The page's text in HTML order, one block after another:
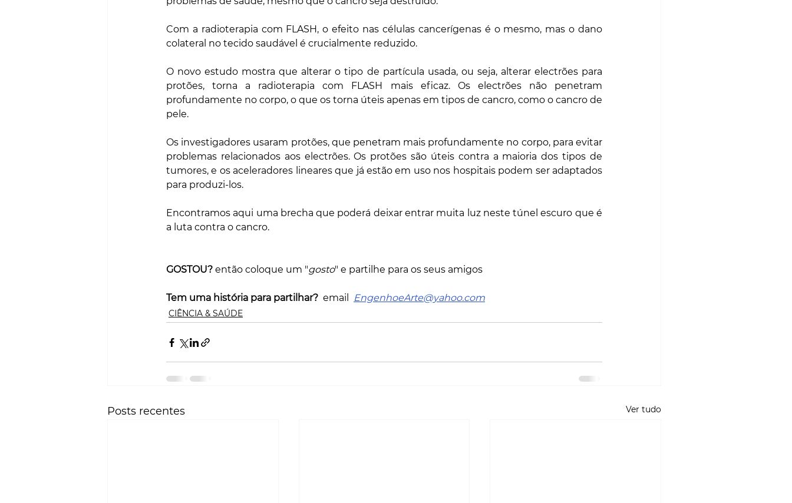
Com a radioterapia com FLASH, o efeito nas células cancerígenas é o mesmo, mas o dano
colateral no tecido saudável é crucialmente reduzido.
O novo estudo mostra que alterar o tipo de partícula usada, ou seja, alterar electrões para
protões, torna a radioterapia com FLASH mais eficaz. Os electrões não penetram
profundamente no corpo, o que os torna úteis apenas em tipos de cancro, como o cancro de
pele.
Os investigadores usaram protões, que penetram mais profundamente no corpo, para evitar
problemas relacionados aos electrões. Os protões são úteis contra a maioria dos tipos de
tumores, e os aceleradores lineares que já estão em uso nos hospitais podem ser adaptados
para produzi-los.
Encontramos aqui uma brecha que poderá deixar entrar muita luz neste túnel escuro que é
a luta contra o cancro.
GOSTOU? então coloque um "gosto" e partilhe para os seus amigos
Tem uma história para partilhar?
  email
EngenhoeArte@yahoo.com
CIÊNCIA & SAÚDE
Posts recentes Ver tudo